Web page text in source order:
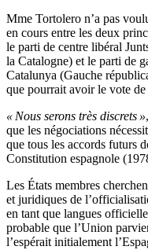
Mme Tortolero n’a pas
en cours entre les deux
le parti de centre libéral
la Catalogne) et le parti de
Catalunya (Gauche
que pourrait avoir le vote
« Nous serons très discrets »
que les négociations
que tous les accords futurs
Constitution espagnole
Les États membres
et juridiques de
en tant que langues
probable que l’Union
l’espérait initialement